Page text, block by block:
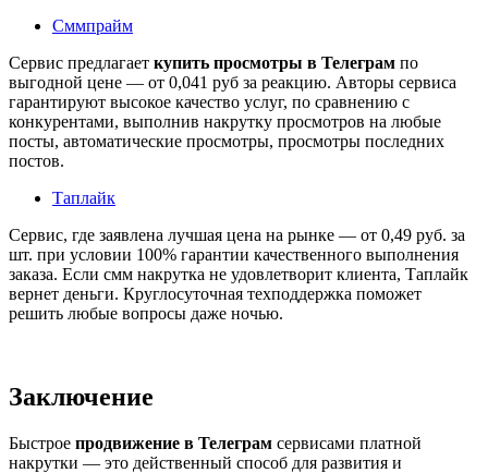
Сммпрайм
Сервис предлагает купить просмотры в Телеграм по
выгодной цене — от 0,041 руб за реакцию. Авторы сервиса
гарантируют высокое качество услуг, по сравнению с
конкурентами, выполнив накрутку просмотров на любые
посты, автоматические просмотры, просмотры последних
постов.
Таплайк
Сервис, где заявлена лучшая цена на рынке — от 0,49 руб. за
шт. при условии 100% гарантии качественного выполнения
заказа. Если смм накрутка не удовлетворит клиента, Таплайк
вернет деньги. Круглосуточная техподдержка поможет
решить любые вопросы даже ночью.
Заключение
Быстрое продвижение в Телеграм сервисами платной
накрутки — это действенный способ для развития и